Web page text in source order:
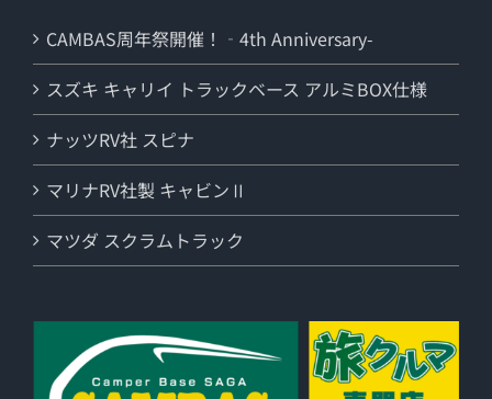
CAMBAS周年祭開催！‐4th Anniversary-
スズキ キャリイ トラックベース アルミBOX仕様
ナッツRV社 スピナ
マリナRV社製 キャビンⅡ
マツダ スクラムトラック